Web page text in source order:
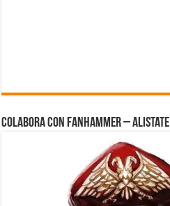
Colabora con FanHammer – Alistate